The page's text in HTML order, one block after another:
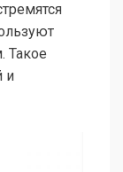
Такое
и